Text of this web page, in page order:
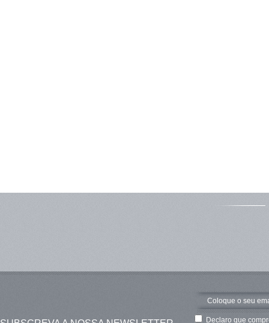
Declaro que